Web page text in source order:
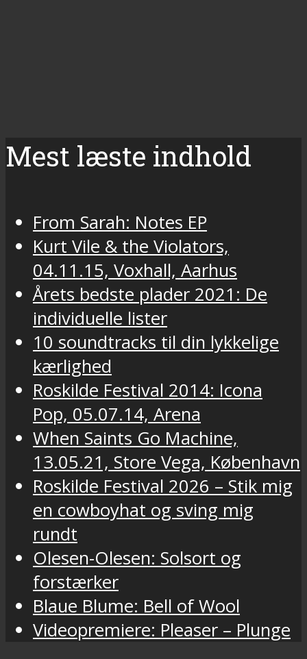
Mest læste indhold
From Sarah: Notes EP
Kurt Vile & the Violators,
04.11.15, Voxhall, Aarhus
Årets bedste plader 2021: De
individuelle lister
10 soundtracks til din lykkelige
kærlighed
Roskilde Festival 2014: Icona
Pop, 05.07.14, Arena
When Saints Go Machine,
13.05.21, Store Vega, København
Roskilde Festival 2026 – Stik mig
en cowboyhat og sving mig
rundt
Olesen-Olesen: Solsort og
forstærker
Blaue Blume: Bell of Wool
Videopremiere: Pleaser – Plunge